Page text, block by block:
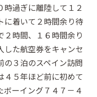
過ぎに離陸して１２
に着いて２時間余り待
２時間、１６時間余り
した航空券をキャンセ
の３泊のスペイン訪問
４５年ほど前に初めて
ボーイング７４７－４